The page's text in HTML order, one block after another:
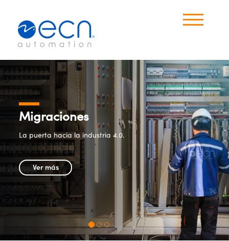
Productos
Industrias
Idioma
Español
Ingles
Migraciones
La puerta hacia la industria 4.0.
Ver más